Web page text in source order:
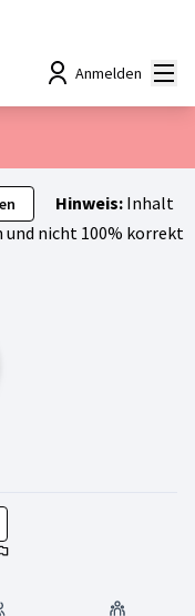
languageChoisir la langue
Anmelden
Hinweis:Inhalt
nicht 100% korrekt